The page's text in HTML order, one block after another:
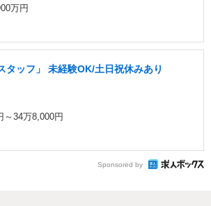
万円
タッフ」 未経験OK/土日祝休みあり
～34万8,000円
Sponsored by